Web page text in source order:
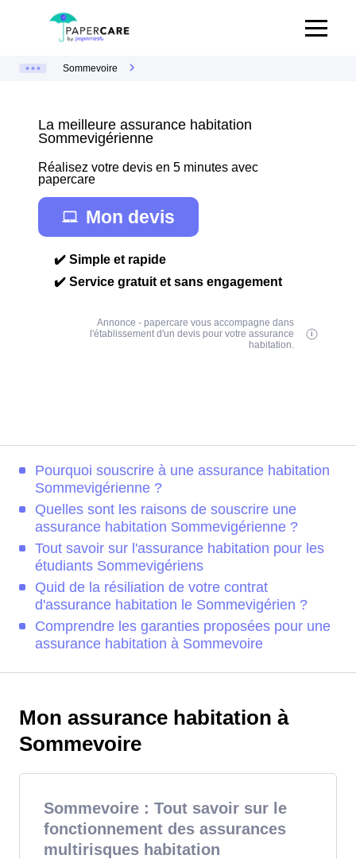
Sommevoire
La meilleure assurance habitation
Sommevigérienne
Réalisez votre devis en 5 minutes avec
papercare
Mon devis
✔️ Simple et rapide
✔️ Service gratuit et sans engagement
Annonce - papercare vous accompagne dans
l'établissement d'un devis pour votre assurance
habitation.
Pourquoi souscrire à une assurance habitation
Sommevigérienne ?
Quelles sont les raisons de souscrire une
assurance habitation Sommevigérienne ?
Tout savoir sur l'assurance habitation pour les
étudiants Sommevigériens
Quid de la résiliation de votre contrat
d'assurance habitation le Sommevigérien ?
Comprendre les garanties proposées pour une
assurance habitation à Sommevoire
Mon assurance habitation à
Sommevoire
Sommevoire : Tout savoir sur le
fonctionnement des assurances
multirisques habitation